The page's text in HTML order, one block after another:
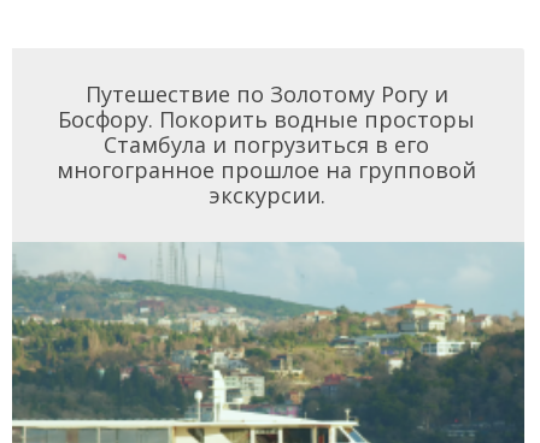
Путешествие по Золотому Рогу и
Босфору. Покорить водные просторы
Стамбула и погрузиться в его
многогранное прошлое на групповой
экскурсии.